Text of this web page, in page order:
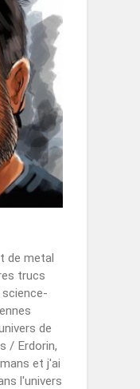
de metal
trucs
science-
de
/ Erdorin,
et j'ai
l'univers